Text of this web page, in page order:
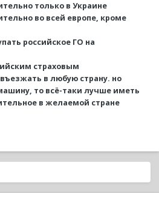
только в Украине
во всей европе, кроме
российское ГО на
страховым
в любую страну. но
то всё-таки лучше иметь
в желаемой стране